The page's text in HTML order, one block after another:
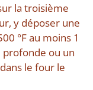
la troisième
y déposer une
°F au moins 1
ou un
le four le